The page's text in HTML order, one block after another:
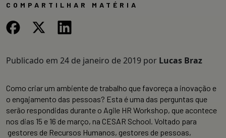
COMPARTILHAR MATÉRIA
Publicado em 24 de janeiro de 2019 por Lucas Braz
Como criar um ambiente de trabalho que favoreça a inovação e
o engajamento das pessoas? Esta é uma das perguntas que
serão respondidas durante o Agile HR Workshop, que acontece
nos dias 15 e 16 de março, na CESAR School. Voltado para
gestores de Recursos Humanos, gestores de pessoas,